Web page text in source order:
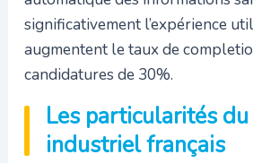
significativement l’expérience
augmentent le taux de
candidatures de 30%.
Les particularités
industriel français